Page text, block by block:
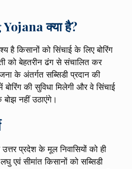
क्या है?
है किसानों को सिंचाई के लिए बोरिंग
को बेहतरीन ढंग से संचालित कर
के अंतर्गत सब्सिडी प्रदान की
की सुविधा मिलेगी और वे सिंचाई
नहीं उठाएंगे।
प्रदेश के मूल निवासियों को ही
एवं सीमांत किसानों को सब्सिडी